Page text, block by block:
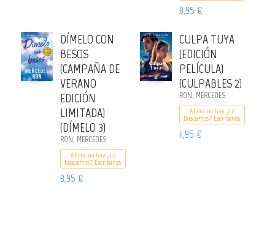
8,95 €
DÍMELO CON
BESOS
(CAMPAÑA DE
VERANO
EDICIÓN
LIMITADA)
(DÍMELO 3)
RON, MERCEDES
Ahora no hay ¿Lo
buscamos? Escribenos
8,95 €
CULPA TUYA
(EDICIÓN
PELÍCULA)
(CULPABLES 2)
RON, MERCEDES
Ahora no hay ¿Lo
buscamos? Escribenos
11,95 €